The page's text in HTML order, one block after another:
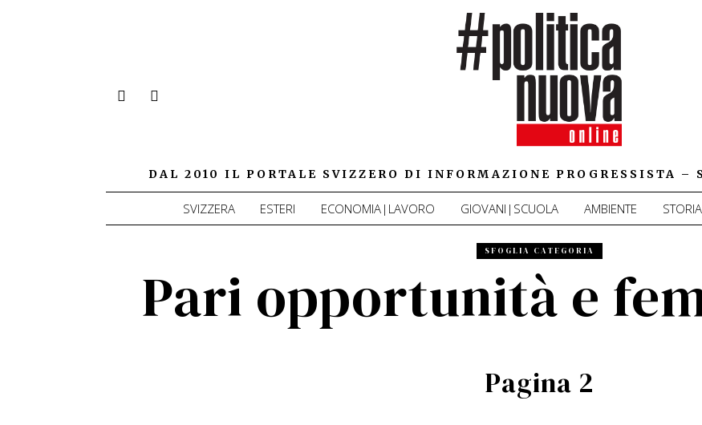
DAL 2010 IL PORTALE SVIZZERO DI INFORMAZIONE PROGRESSISTA –
SVIZZERA ESTERI ECONOMIA|LAVORO GIOVANI|SCUOLA AMBIENTE STORIA
SFOGLIA CATEGORIA
Pari opportunità e
Pagina 2